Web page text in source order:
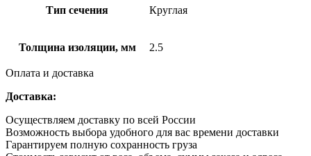
Тип сечения Круглая
Толщина изоляции, мм 2.5
Оплата и доставка
Доставка:
Осуществляем доставку по всей России
Возможность выбора удобного для вас времени доставки
Гарантируем полную сохранность груза